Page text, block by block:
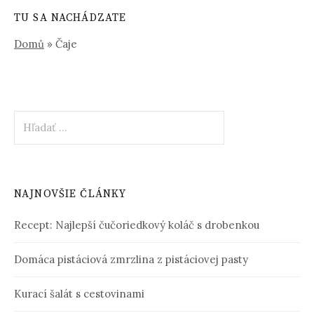
TU SA NACHÁDZATE
Domů » Čaje
NAJNOVŠIE ČLÁNKY
Recept: Najlepší čučoriedkový koláč s drobenkou
Domáca pistáciová zmrzlina z pistáciovej pasty
Kurací šalát s cestovinami